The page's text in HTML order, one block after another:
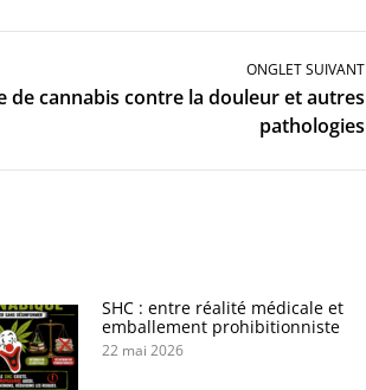
ONGLET SUIVANT
de cannabis contre la douleur et autres
pathologies
SHC : entre réalité médicale et
emballement prohibitionniste
22 mai 2026